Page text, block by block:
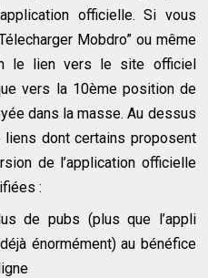
officielle. Si vous
Mobdro” ou même
le lien vers le site officiel
vers la 10ème position de
dans la masse. Au dessus
dont certains proposent
de l’application officielle
:
de pubs (plus que l’appli
énormément) au bénéfice